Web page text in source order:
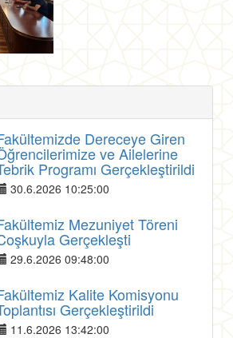
Dereceye Giren
ve Ailelerine
Programı Gerçekleştirildi
30.6.2026 10:25:00
Mezuniyet Töreni
Gerçekleşti
29.6.2026 09:48:00
Kalite Komisyonu
Gerçekleştirildi
11.6.2026 13:42:00